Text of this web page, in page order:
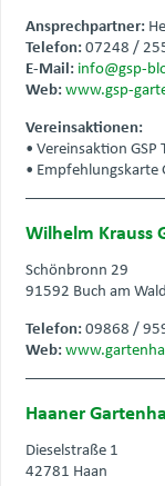
Ansprechpartner:
Telefon:07248 /
E-Mail: info@gsp-
Web: www.gsp-
Vereinsaktionen:
• Vereinsaktion GSP
• Empfehlungskarte
Wilhelm Krauss
Schönbronn 29
91592 Buch am Wald
Telefon:09868 /
Web:
Haaner
Dieselstraße 1
42781 Haan